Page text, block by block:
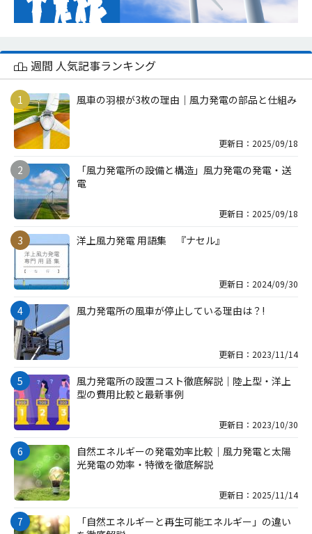
週間 人気記事ランキング
風車の羽根が3枚の理由｜風力発電の部品と仕組み
更新日：2025/09/18
「風力発電所の設備と構造」風力発電の発電・送
電
更新日：2025/09/18
洋上風力発電 用語集 『ナセル』
更新日：2024/09/30
風力発電所の風車が停止している理由は？!
更新日：2023/11/14
風力発電所の設置コスト徹底解説｜陸上型・洋上
型の費用比較と最新事例
更新日：2023/10/30
自然エネルギーの発電効率比較｜風力発電と太陽
光発電の効率・特徴を徹底解説
更新日：2025/11/14
「自然エネルギーと再生可能エネルギー」の違い